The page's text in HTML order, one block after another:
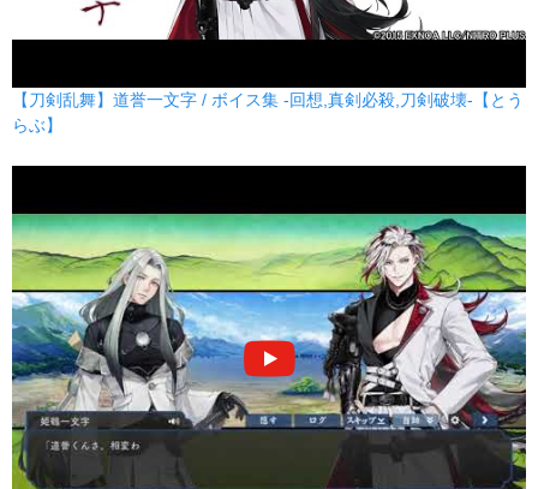
【刀剣乱舞】道誉一文字 / ボイス集 -回想,真剣必殺,刀剣破壊-【とう
らぶ】